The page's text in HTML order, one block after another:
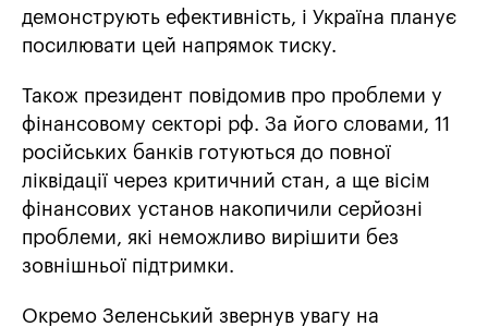
демонструють ефективність, і Україна планує
посилювати цей напрямок тиску.
Також президент повідомив про проблеми у
фінансовому секторі рф. За його словами, 11
російських банків готуються до повної
ліквідації через критичний стан, а ще вісім
фінансових установ накопичили серйозні
проблеми, які неможливо вирішити без
зовнішньої підтримки.
Окремо Зеленський звернув увагу на